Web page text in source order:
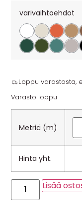
varivaihtoehdot
Loppu varastosta,
Varasto loppu
Metriä (m)
Hinta yht.
Lisää